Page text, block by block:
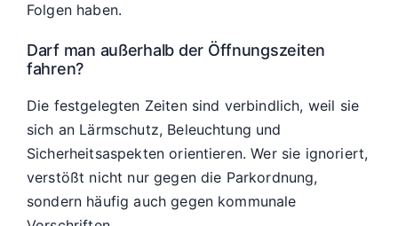
Folgen haben.
Darf man außerhalb der Öffnungszeiten
fahren?
Die festgelegten Zeiten sind verbindlich, weil sie
sich an Lärmschutz, Beleuchtung und
Sicherheitsaspekten orientieren. Wer sie ignoriert,
verstößt nicht nur gegen die Parkordnung,
sondern häufig auch gegen kommunale